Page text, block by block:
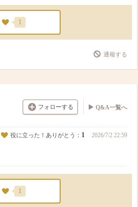
1
通報する
フォローする Q&A一覧へ
役に立った！ありがとう： 1 2026/7/2 22:59
1